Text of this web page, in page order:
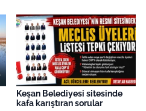
Keşan Belediyesi sitesinde
kafa karıştıran sorular